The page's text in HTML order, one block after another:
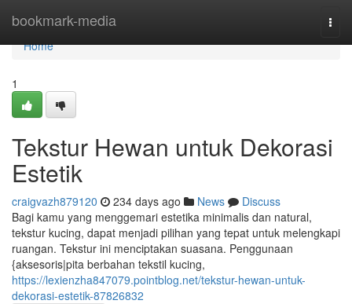
bookmark-media
Home
Home
1
Tekstur Hewan untuk Dekorasi
Estetik
craigvazh879120 234 days ago News
Discuss
Bagi kamu yang menggemari estetika minimalis dan natural,
tekstur kucing, dapat menjadi pilihan yang tepat untuk melengkapi
ruangan. Tekstur ini menciptakan suasana. Penggunaan
{aksesoris|pita berbahan tekstil kucing,
https://lexienzha847079.pointblog.net/tekstur-hewan-untuk-
dekorasi-estetik-87826832